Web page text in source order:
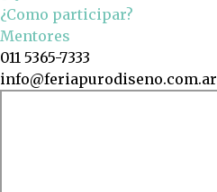
¿Como participar?
Mentores
011 5365-7333
info@feriapurodiseno.com.ar